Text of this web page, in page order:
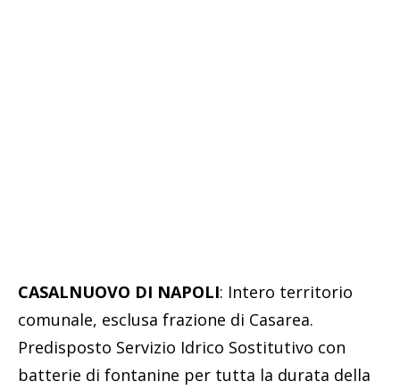
CASALNUOVO DI NAPOLI: Intero territorio
comunale, esclusa frazione di Casarea.
Predisposto Servizio Idrico Sostitutivo con
batterie di fontanine per tutta la durata della